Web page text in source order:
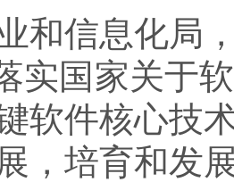
和信息化局
实国家关于
软件核心技
，培育和发